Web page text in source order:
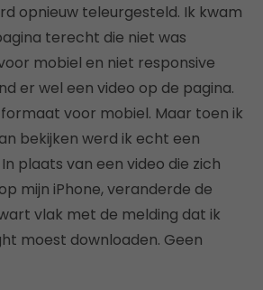
opnieuw teleurgesteld. Ik kwam
terecht die niet was
mobiel en niet responsive
er wel een video op de pagina.
voor mobiel. Maar toen ik
bekijken werd ik echt een
plaats van een video die zich
mijn iPhone, veranderde de
vlak met de melding dat ik
moest downloaden. Geen